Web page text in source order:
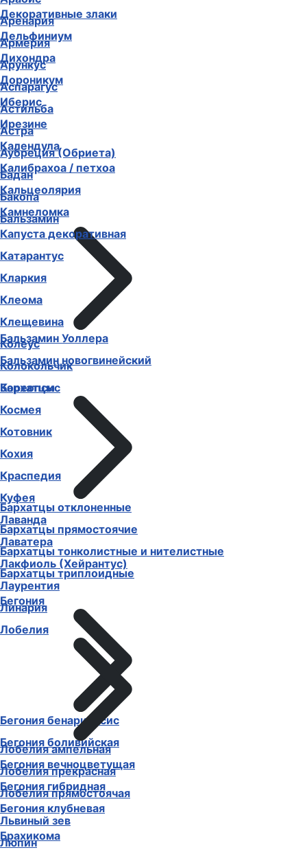
Аренария
Армерия
Арункус
Аспарагус
Астильба
Астра
Аубреция (Обриета)
Бадан
Бакопа
Бальзамин
Бальзамин Уоллера
Бальзамин новогвинейский
Бархатцы
Бархатцы отклоненные
Бархатцы прямостоячие
Бархатцы тонколистные и нителистные
Бархатцы триплоидные
Бегония
Бегония бенариенсис
Бегония боливийская
Бегония вечноцветущая
Бегония гибридная
Бегония клубневая
Брахикома
Декоративные злаки
Дельфиниум
Дихондра
Дороникум
Иберис
Ирезине
Календула
Калибрахоа / петхоа
Кальцеолярия
Камнеломка
Капуста декоративная
Катарантус
Кларкия
Клеома
Клещевина
Колеус
Колокольчик
Кореопсис
Космея
Котовник
Кохия
Краспедия
Куфея
Лаванда
Лаватера
Лакфиоль (Хейрантус)
Лаурентия
Линария
Лобелия
Лобелия ампельная
Лобелия прекрасная
Лобелия прямостоячая
Львиный зев
Люпин